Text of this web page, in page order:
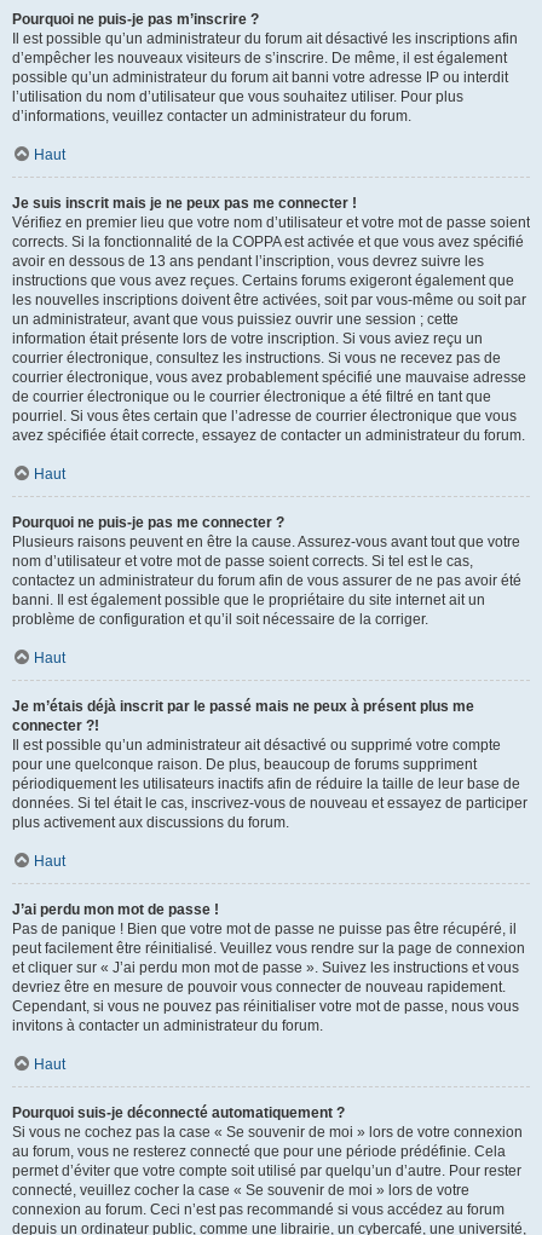
Pourquoi ne puis-je pas m’inscrire ?
Il est possible qu’un administrateur du forum ait désactivé les inscriptions afin
d’empêcher les nouveaux visiteurs de s’inscrire. De même, il est également
possible qu’un administrateur du forum ait banni votre adresse IP ou interdit
l’utilisation du nom d’utilisateur que vous souhaitez utiliser. Pour plus
d’informations, veuillez contacter un administrateur du forum.
Haut
Je suis inscrit mais je ne peux pas me connecter !
Vérifiez en premier lieu que votre nom d’utilisateur et votre mot de passe soient
corrects. Si la fonctionnalité de la COPPA est activée et que vous avez spécifié
avoir en dessous de 13 ans pendant l’inscription, vous devrez suivre les
instructions que vous avez reçues. Certains forums exigeront également que
les nouvelles inscriptions doivent être activées, soit par vous-même ou soit par
un administrateur, avant que vous puissiez ouvrir une session ; cette
information était présente lors de votre inscription. Si vous aviez reçu un
courrier électronique, consultez les instructions. Si vous ne recevez pas de
courrier électronique, vous avez probablement spécifié une mauvaise adresse
de courrier électronique ou le courrier électronique a été filtré en tant que
pourriel. Si vous êtes certain que l’adresse de courrier électronique que vous
avez spécifiée était correcte, essayez de contacter un administrateur du forum.
Haut
Pourquoi ne puis-je pas me connecter ?
Plusieurs raisons peuvent en être la cause. Assurez-vous avant tout que votre
nom d’utilisateur et votre mot de passe soient corrects. Si tel est le cas,
contactez un administrateur du forum afin de vous assurer de ne pas avoir été
banni. Il est également possible que le propriétaire du site internet ait un
problème de configuration et qu’il soit nécessaire de la corriger.
Haut
Je m’étais déjà inscrit par le passé mais ne peux à présent plus me
connecter ?!
Il est possible qu’un administrateur ait désactivé ou supprimé votre compte
pour une quelconque raison. De plus, beaucoup de forums suppriment
périodiquement les utilisateurs inactifs afin de réduire la taille de leur base de
données. Si tel était le cas, inscrivez-vous de nouveau et essayez de participer
plus activement aux discussions du forum.
Haut
J’ai perdu mon mot de passe !
Pas de panique ! Bien que votre mot de passe ne puisse pas être récupéré, il
peut facilement être réinitialisé. Veuillez vous rendre sur la page de connexion
et cliquer sur « J’ai perdu mon mot de passe ». Suivez les instructions et vous
devriez être en mesure de pouvoir vous connecter de nouveau rapidement.
Cependant, si vous ne pouvez pas réinitialiser votre mot de passe, nous vous
invitons à contacter un administrateur du forum.
Haut
Pourquoi suis-je déconnecté automatiquement ?
Si vous ne cochez pas la case « Se souvenir de moi » lors de votre connexion
au forum, vous ne resterez connecté que pour une période prédéfinie. Cela
permet d’éviter que votre compte soit utilisé par quelqu’un d’autre. Pour rester
connecté, veuillez cocher la case « Se souvenir de moi » lors de votre
connexion au forum. Ceci n’est pas recommandé si vous accédez au forum
depuis un ordinateur public, comme une librairie, un cybercafé, une université,